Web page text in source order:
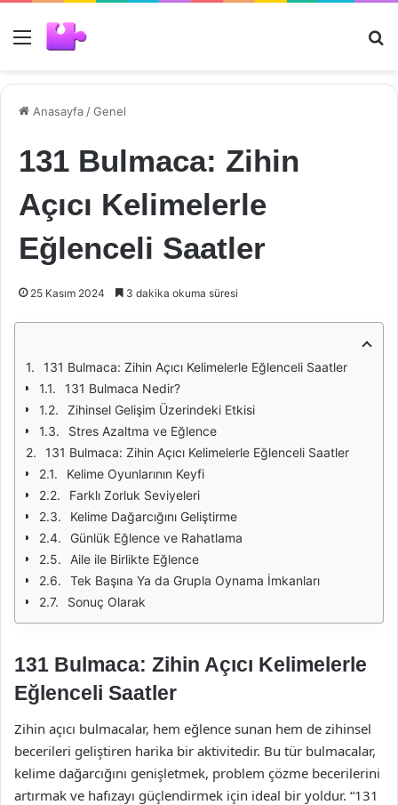
Menü
Anasayfa /Genel
131 Bulmaca: Zihin
Açıcı Kelimelerle
Eğlenceli Saatler
25 Kasım 2024 3 dakika okuma süresi
131 Bulmaca: Zihin Açıcı Kelimelerle Eğlenceli Saatler
131 Bulmaca Nedir?
Zihinsel Gelişim Üzerindeki Etkisi
Stres Azaltma ve Eğlence
131 Bulmaca: Zihin Açıcı Kelimelerle Eğlenceli Saatler
Kelime Oyunlarının Keyfi
Farklı Zorluk Seviyeleri
Kelime Dağarcığını Geliştirme
Günlük Eğlence ve Rahatlama
Aile ile Birlikte Eğlence
Tek Başına Ya da Grupla Oynama İmkanları
Sonuç Olarak
131 Bulmaca: Zihin Açıcı Kelimelerle
Eğlenceli Saatler
Zihin açıcı bulmacalar, hem eğlence sunan hem de zihinsel
becerileri geliştiren harika bir aktivitedir. Bu tür bulmacalar,
kelime dağarcığını genişletmek, problem çözme becerilerini
artırmak ve hafızayı güçlendirmek için ideal bir yoldur. “131